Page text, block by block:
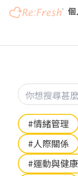
移
個
Hashtag
#情緒管理
#人際關係
#運動與健康